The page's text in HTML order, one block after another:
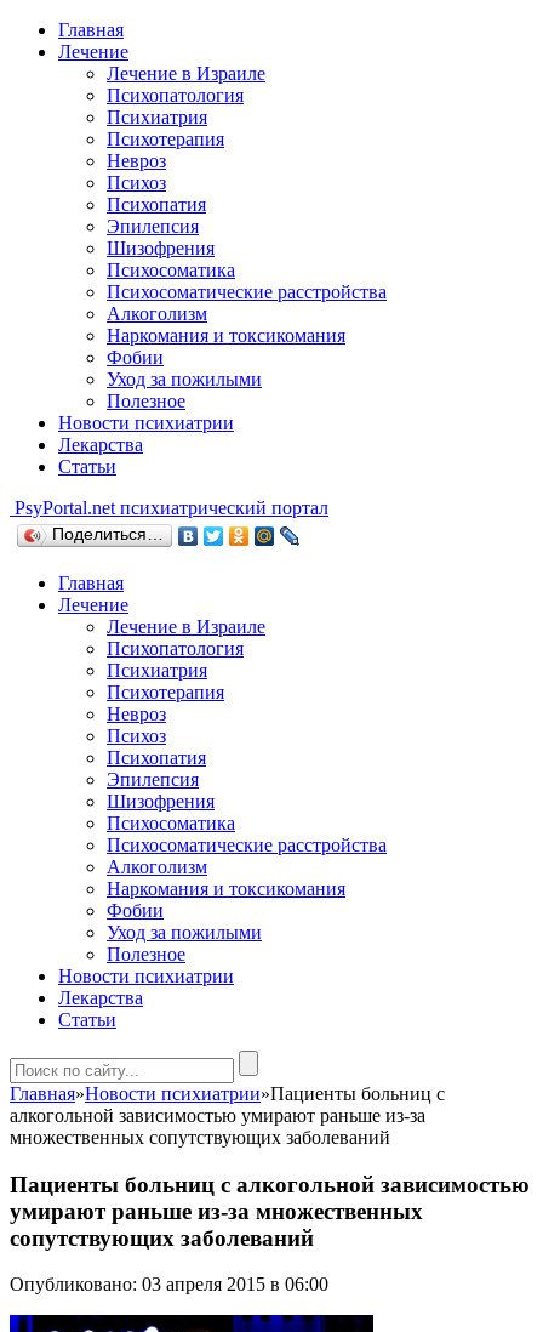
Главная
Лечение
Лечение в Израиле
Психопатология
Психиатрия
Психотерапия
Невроз
Психоз
Психопатия
Эпилепсия
Шизофрения
Психосоматика
Психосоматические расстройства
Алкоголизм
Наркомания и токсикомания
Фобии
Уход за пожилыми
Полезное
Новости психиатрии
Лекарства
Статьи
PsyPortal.net психиатрический портал
Поделиться…
Главная
Лечение
Лечение в Израиле
Психопатология
Психиатрия
Психотерапия
Невроз
Психоз
Психопатия
Эпилепсия
Шизофрения
Психосоматика
Психосоматические расстройства
Алкоголизм
Наркомания и токсикомания
Фобии
Уход за пожилыми
Полезное
Новости психиатрии
Лекарства
Статьи
Главная»Новости психиатрии»Пациенты больниц с
алкогольной зависимостью умирают раньше из-за
множественных сопутствующих заболеваний
Пациенты больниц с алкогольной зависимостью
умирают раньше из-за множественных
сопутствующих заболеваний
Опубликовано: 03 апреля 2015 в 06:00